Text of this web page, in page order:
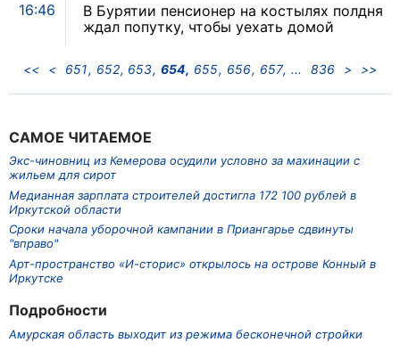
САМОЕ ЧИТАЕМОЕ
Экс-чиновниц из Кемерова осудили условно за махинации с
жильем для сирот
Медианная зарплата строителей достигла 172 100 рублей в
Иркутской области
Сроки начала уборочной кампании в Приангарье сдвинуты
"вправо"
Арт-пространство «И-сторис» открылось на острове Конный в
Иркутске
Подробности
Амурская область выходит из режима бесконечной стройки
16:46
В Бурятии пенсионер на костылях полдня
ждал попутку, чтобы уехать домой
<< < 651 652 653 654 655 656 657 836 > >>